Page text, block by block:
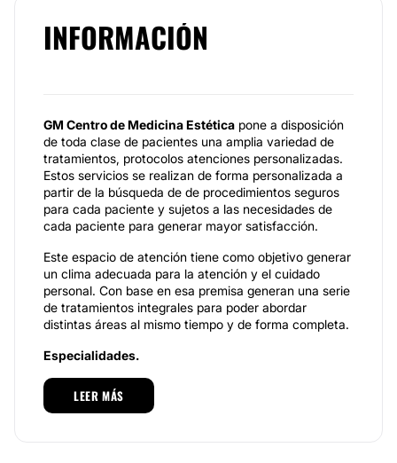
INFORMACIÓN
GM Centro de Medicina Estética pone a disposición
de toda clase de pacientes una amplia variedad de
tratamientos, protocolos atenciones personalizadas.
Estos servicios se realizan de forma personalizada a
partir de la búsqueda de de procedimientos seguros
para cada paciente y sujetos a las necesidades de
cada paciente para generar mayor satisfacción.
Este espacio de atención tiene como objetivo generar
un clima adecuada para la atención y el cuidado
personal. Con base en esa premisa generan una serie
de tratamientos integrales para poder abordar
distintas áreas al mismo tiempo y de forma completa.
Especialidades.
Esta institución cuenta con todo lo inherente a la
medicina estética para desarrollar r
LEER MÁS